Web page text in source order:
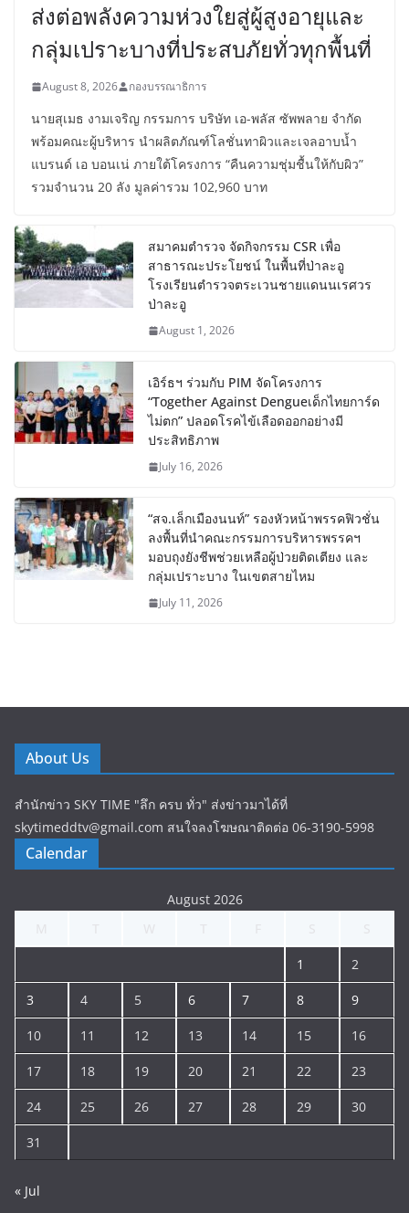
ส่งต่อพลังความห่วงใยสู่ผู้สูงอายุและ
กลุ่มเปราะบางที่ประสบภัยทั่วทุกพื้นที่
August 8, 2026 กองบรรณาธิการ
นายสุเมธ งามเจริญ กรรมการ บริษัท เอ-พลัส ซัพพลาย จำกัด
พร้อมคณะผู้บริหาร นำผลิตภัณฑ์โลชั่นทาผิวและเจลอาบน้ำ
แบรนด์ เอ บอนเน่ ภายใต้โครงการ “คืนความชุ่มชื้นให้กับผิว”
รวมจำนวน 20 ลัง มูลค่ารวม 102,960 บาท
สมาคมตำรวจ จัดกิจกรรม CSR เพื่อ
สาธารณะประโยชน์ ในพื้นที่ป่าละอู
โรงเรียนตำรวจตระเวนชายแดนนเรศวร
ป่าละอู
August 1, 2026
เอิร์ธฯ ร่วมกับ PIM จัดโครงการ
“Together Against Dengueเด็กไทยการ์ด
ไม่ตก” ปลอดโรคไข้เลือดออกอย่างมี
ประสิทธิภาพ
July 16, 2026
“สจ.เล็กเมืองนนท์” รองหัวหน้าพรรคฟิวชั่น
ลงพื้นที่นำคณะกรรมการบริหารพรรคฯ
มอบถุงยังชีพช่วยเหลือผู้ป่วยติดเตียง และ
กลุ่มเปราะบาง ในเขตสายไหม
July 11, 2026
About Us
สำนักข่าว SKY TIME "ลึก ครบ ทั่ว" ส่งข่าวมาได้ที่
skytimeddtv@gmail.com สนใจลงโฆษณาติดต่อ 06-3190-5998
Calendar
August 2026
1 2
3 4 5 6 7 8 9
10 11 12 13 14 15 16
17 18 19 20 21 22 23
24 25 26 27 28 29 30
31
« Jul